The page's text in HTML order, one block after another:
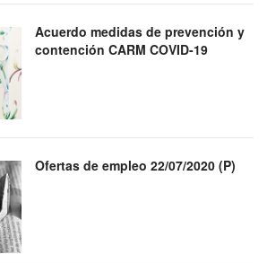
Acuerdo medidas de prevención y
contención CARM COVID-19
Ofertas de empleo 22/07/2020 (P)